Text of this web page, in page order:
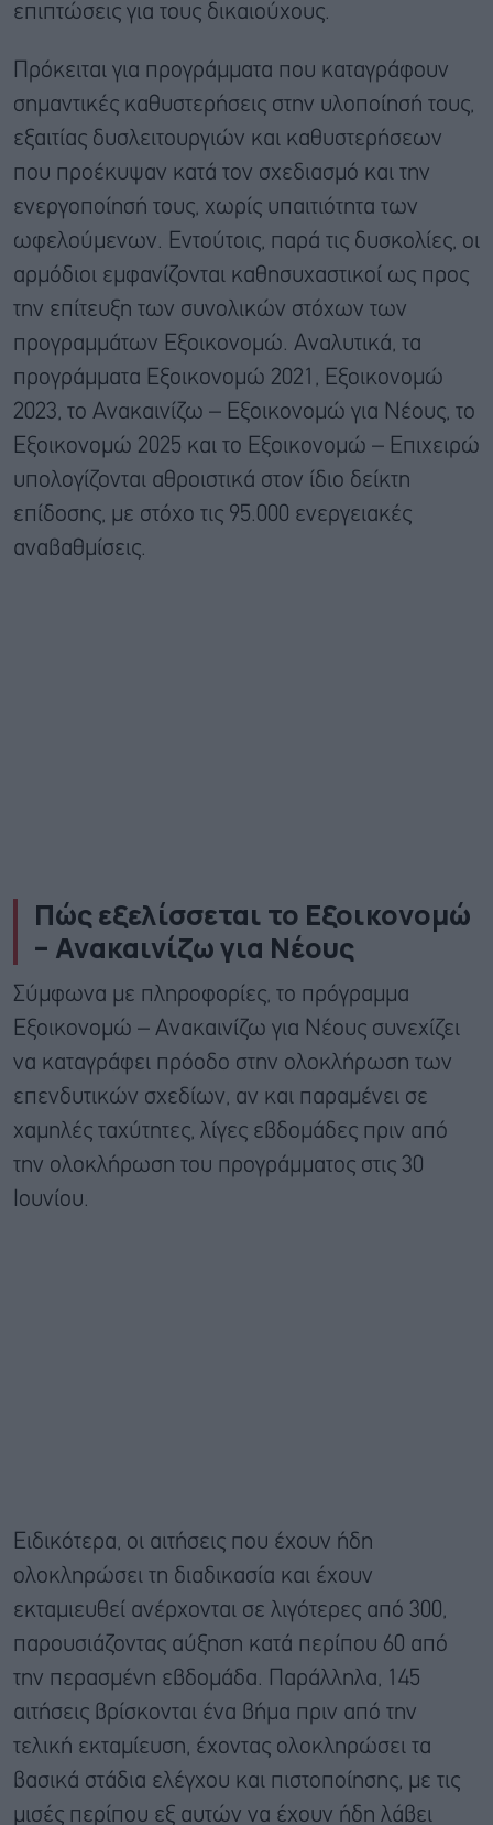
επιπτώσεις για τους δικαιούχους.
Πρόκειται για προγράμματα που καταγράφουν
σημαντικές καθυστερήσεις στην υλοποίησή τους,
εξαιτίας δυσλειτουργιών και καθυστερήσεων
που προέκυψαν κατά τον σχεδιασμό και την
ενεργοποίησή τους, χωρίς υπαιτιότητα των
ωφελούμενων. Εντούτοις, παρά τις δυσκολίες, οι
αρμόδιοι εμφανίζονται καθησυχαστικοί ως προς
την επίτευξη των συνολικών στόχων των
προγραμμάτων Εξοικονομώ. Αναλυτικά, τα
προγράμματα Εξοικονομώ 2021, Εξοικονομώ
2023, το Ανακαινίζω – Εξοικονομώ για Νέους, το
Εξοικονομώ 2025 και το Εξοικονομώ – Επιχειρώ
υπολογίζονται αθροιστικά στον ίδιο δείκτη
επίδοσης, με στόχο τις 95.000 ενεργειακές
αναβαθμίσεις.
Πώς εξελίσσεται το Εξοικονομώ
– Ανακαινίζω για Νέους
Σύμφωνα με πληροφορίες, το πρόγραμμα
Εξοικονομώ – Ανακαινίζω για Νέους συνεχίζει
να καταγράφει πρόοδο στην ολοκλήρωση των
επενδυτικών σχεδίων, αν και παραμένει σε
χαμηλές ταχύτητες, λίγες εβδομάδες πριν από
την ολοκλήρωση του προγράμματος στις 30
Ιουνίου.
Ειδικότερα, οι αιτήσεις που έχουν ήδη
ολοκληρώσει τη διαδικασία και έχουν
εκταμιευθεί ανέρχονται σε λιγότερες από 300,
παρουσιάζοντας αύξηση κατά περίπου 60 από
την περασμένη εβδομάδα. Παράλληλα, 145
αιτήσεις βρίσκονται ένα βήμα πριν από την
τελική εκταμίευση, έχοντας ολοκληρώσει τα
βασικά στάδια ελέγχου και πιστοποίησης, με τις
μισές περίπου εξ αυτών να έχουν ήδη λάβει